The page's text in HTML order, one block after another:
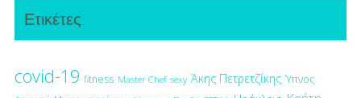
Ετικέτες
covid-19 fitness Master Chef sexy Άκης Πετρετζίκης Ύπνος